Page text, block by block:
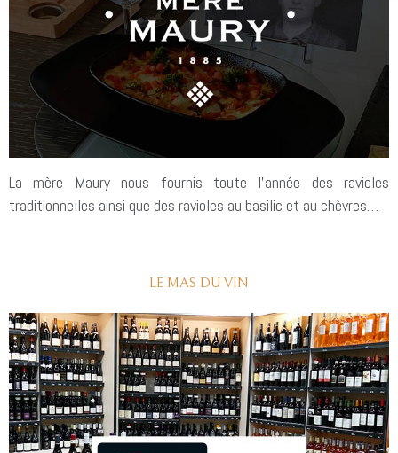
La mère Maury nous fournis toute l’année des ravioles
traditionnelles ainsi que des ravioles au basilic et au chèvres…
LE MAS DU VIN